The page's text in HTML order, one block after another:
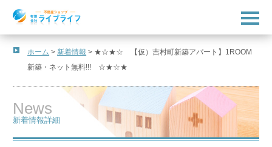
t
o
g
l
v
i
t
i
o
ホーム > 新着情報 > ★☆★☆ 【仮）吉村町新築アパート】1ROOM
新築・ネット無料!!! ☆★☆★
News
新着情報詳細